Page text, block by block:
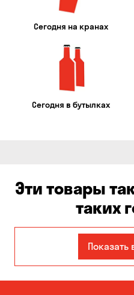
Сегодня на кранах
Сегодня в бутылках
Эти товары
таких
Авангард
Бабурка
Показать